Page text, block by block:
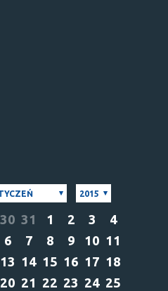
2015
30 31 1 2 3
4
6 7 8 9 10 11
13 14 15 16 17 18
20 21 22 23 24 25